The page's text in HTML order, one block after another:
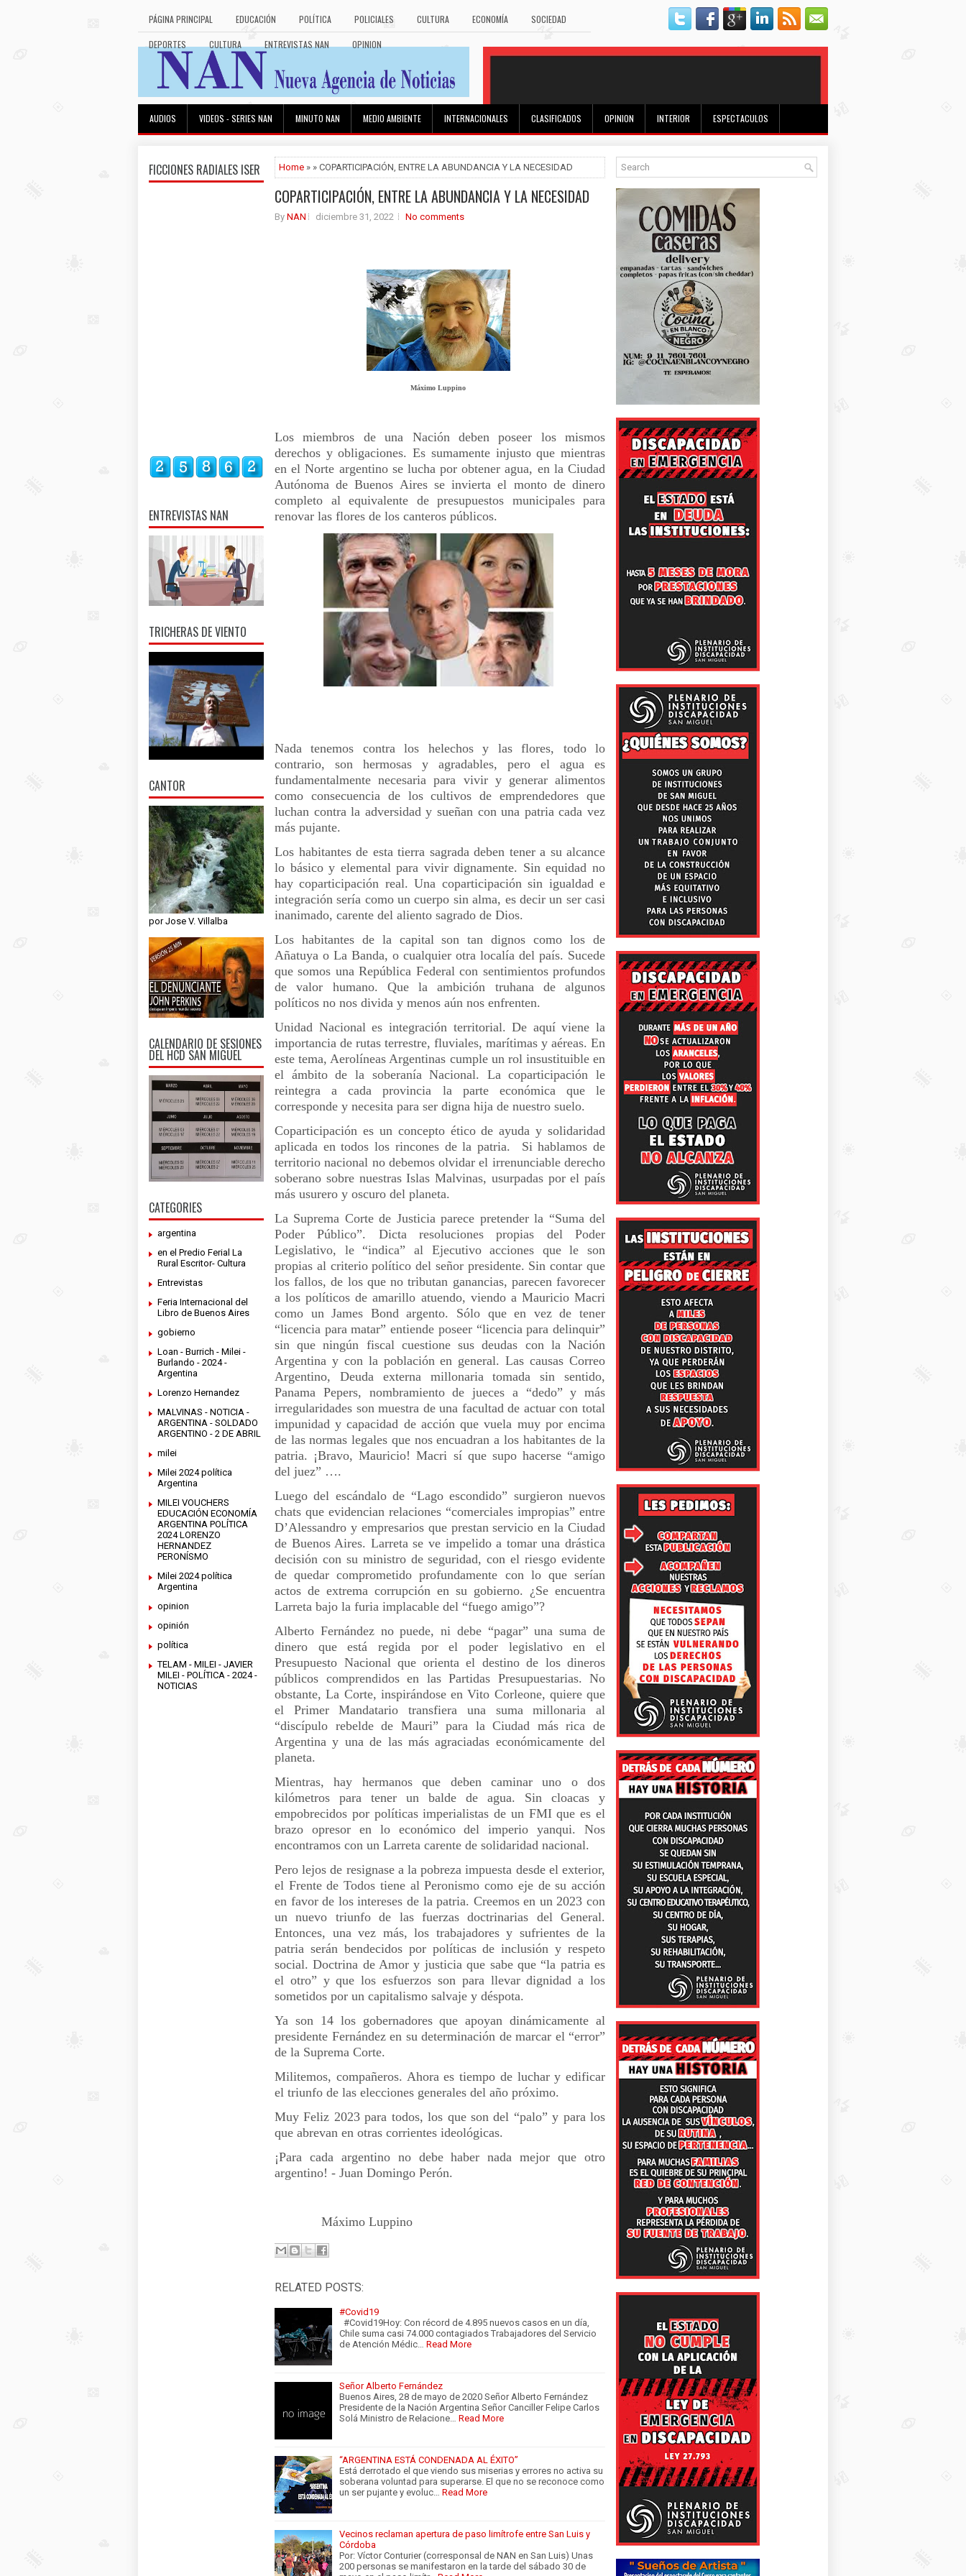
PÁGINA PRINCIPAL EDUCACIÓN POLÍTICA POLICIALES CULTURA ECONOMÍA SOCIEDAD
DEPORTES CULTURA ENTREVISTAS NAN OPINION
AUDIOS VIDEOS - SERIES NAN MINUTO NAN MEDIO AMBIENTE INTERNACIONALES CLASIFICADOS OPINION INTERIOR ESPECTACULOS
FICCIONES RADIALES ISER
ENTREVISTAS NAN
TRICHERAS DE VIENTO
CANTOR
por Jose V. Villalba
CALENDARIO DE SESIONES
DEL HCD SAN MIGUEL
CATEGORIES
argentina
en el Predio Ferial La
Rural Escritor- Cultura
Entrevistas
Feria Internacional del
Libro de Buenos Aires
gobierno
Loan - Burrich - Milei -
Burlando - 2024 -
Argentina
Lorenzo Hernandez
MALVINAS - NOTICIA -
ARGENTINA - SOLDADO
ARGENTINO - 2 DE ABRIL
milei
Milei 2024 política
Argentina
MILEI VOUCHERS
EDUCACIÓN ECONOMÍA
ARGENTINA POLÍTICA
2024 LORENZO
HERNANDEZ
PERONÍSMO
Milei 2024 política
Argentina
opinion
opinión
política
TELAM - MILEI - JAVIER
MILEI - POLÍTICA - 2024 -
NOTICIAS
Home » » COPARTICIPACIÓN, ENTRE LA ABUNDANCIA Y LA NECESIDAD
COPARTICIPACIÓN, ENTRE LA ABUNDANCIA Y LA NECESIDAD
By NAN diciembre 31, 2022 No comments
Máximo Luppino
Los miembros de una Nación deben poseer los mismos
derechos y obligaciones. Es sumamente injusto que mientras
en el Norte argentino se lucha por obtener agua, en la Ciudad
Autónoma de Buenos Aires se invierta el monto de dinero
completo al equivalente de presupuestos municipales para
renovar las flores de los canteros públicos.
Nada tenemos contra los helechos y las flores, todo lo
contrario, son hermosas y agradables, pero el agua es
fundamentalmente necesaria para vivir y generar alimentos
como consecuencia de los cultivos de emprendedores que
luchan contra la adversidad y sueñan con una patria cada vez
más pujante.
Los habitantes de esta tierra sagrada deben tener a su alcance
lo básico y elemental para vivir dignamente. Sin equidad no
hay coparticipación real. Una coparticipación sin igualdad e
integración sería como un cuerpo sin alma, es decir un ser casi
inanimado, carente del aliento sagrado de Dios.
Los habitantes de la capital son tan dignos como los de
Añatuya o La Banda, o cualquier otra localía del país. Sucede
que somos una República Federal con sentimientos profundos
de valor humano. Que la ambición truhana de algunos
políticos no nos divida y menos aún nos enfrenten.
Unidad Nacional es integración territorial. De aquí viene la
importancia de rutas terrestre, fluviales, marítimas y aéreas. En
este tema, Aerolíneas Argentinas cumple un rol insustituible en
el ámbito de la soberanía Nacional. La coparticipación le
reintegra a cada provincia la parte económica que le
corresponde y necesita para ser digna hija de nuestro suelo.
Coparticipación es un concepto ético de ayuda y solidaridad
aplicada en todos los rincones de la patria. Si hablamos de
territorio nacional no debemos olvidar el irrenunciable derecho
soberano sobre nuestras Islas Malvinas, usurpadas por el país
más usurero y oscuro del planeta.
La Suprema Corte de Justicia parece pretender la “Suma del
Poder Público”. Dicta resoluciones propias del Poder
Legislativo, le “indica” al Ejecutivo acciones que le son
propias al criterio político del señor presidente. Sin contar que
los fallos, de los que no tributan ganancias, parecen favorecer
a los políticos de amarillo atuendo, viendo a Mauricio Macri
como un James Bond argento. Sólo que en vez de tener
“licencia para matar” entiende poseer “licencia para delinquir”
sin que ningún fiscal cuestione sus deudas con la Nación
Argentina y con la población en general. Las causas Correo
Argentino, Deuda externa millonaria tomada sin sentido,
Panama Pepers, nombramiento de jueces a “dedo” y más
irregularidades son muestra de una facultad de actuar con total
impunidad y capacidad de acción que vuela muy por encima
de las normas legales que nos encuadran a los habitantes de la
patria. ¡Bravo, Mauricio! Macri sí que supo hacerse “amigo
del juez” ….
Luego del escándalo de “Lago escondido” surgieron nuevos
chats que evidencian relaciones “comerciales impropias” entre
D’Alessandro y empresarios que prestan servicio en la Ciudad
de Buenos Aires. Larreta se ve impelido a tomar una drástica
decisión con su ministro de seguridad, con el riesgo evidente
de quedar comprometido profundamente con lo que serían
actos de extrema corrupción en su gobierno. ¿Se encuentra
Larreta bajo la furia implacable del “fuego amigo”?
Alberto Fernández no puede, ni debe “pagar” una suma de
dinero que está regida por el poder legislativo en el
Presupuesto Nacional que orienta el destino de los dineros
públicos comprendidos en las Partidas Presupuestarias. No
obstante, La Corte, inspirándose en Vito Corleone, quiere que
el Primer Mandatario transfiera una suma millonaria al
“discípulo rebelde de Mauri” para la Ciudad más rica de
Argentina y una de las más agraciadas económicamente del
planeta.
Mientras, hay hermanos que deben caminar uno o dos
kilómetros para tener un balde de agua. Sin cloacas y
empobrecidos por políticas imperialistas de un FMI que es el
brazo opresor en lo económico del imperio yanqui. Nos
encontramos con un Larreta carente de solidaridad nacional.
Pero lejos de resignase a la pobreza impuesta desde el exterior,
el Frente de Todos tiene al Peronismo como eje de su acción
en favor de los intereses de la patria. Creemos en un 2023 con
un nuevo triunfo de las fuerzas doctrinarias del General.
Entonces, una vez más, los trabajadores y sufrientes de la
patria serán bendecidos por políticas de inclusión y respeto
social. Doctrina de Amor y justicia que sabe que “la patria es
el otro” y que los esfuerzos son para llevar dignidad a los
sometidos por un capitalismo salvaje y déspota.
Ya son 14 los gobernadores que apoyan dinámicamente al
presidente Fernández en su determinación de marcar el “error”
de la Suprema Corte.
Militemos, compañeros. Ahora es tiempo de luchar y edificar
el triunfo de las elecciones generales del año próximo.
Muy Feliz 2023 para todos, los que son del “palo” y para los
que abrevan en otras corrientes ideológicas.
¡Para cada argentino no debe haber nada mejor que otro
argentino! - Juan Domingo Perón.
Máximo Luppino
RELATED POSTS:
#Covid19
#Covid19Hoy: Con récord de 4.895 nuevos casos en un día,
Chile suma casi 74.000 contagiados Trabajadores del Servicio
de Atención Médic… Read More
Señor Alberto Fernández
Buenos Aires, 28 de mayo de 2020 Señor Alberto Fernández
Presidente de la Nación Argentina Señor Canciller Felipe Carlos
Solá Ministro de Relacione… Read More
“ARGENTINA ESTÁ CONDENADA AL ÉXITO”
Está derrotado el que viendo sus miserias y errores no activa su
soberana voluntad para superarse. El que no se reconoce como
un ser pujante y evoluc… Read More
Vecinos reclaman apertura de paso limítrofe entre San Luis y
Córdoba
Por: Víctor Conturier (corresponsal de NAN en San Luis) Unas
200 personas se manifestaron en la tarde del sábado 30 de